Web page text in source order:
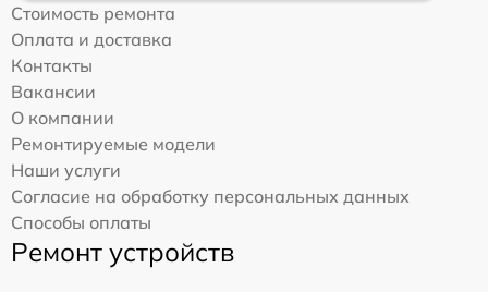
Стоимость ремонта
Оплата и доставка
Контакты
Вакансии
О компании
Ремонтируемые модели
Наши услуги
Согласие на обработку персональных данных
Способы оплаты
Ремонт устройств